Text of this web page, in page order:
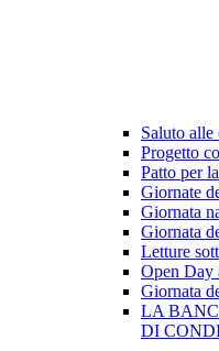
Saluto
Progetto
Patto per
Giornate
Giornata
Giornata
Letture
Open Day
Giornata
LA
DI